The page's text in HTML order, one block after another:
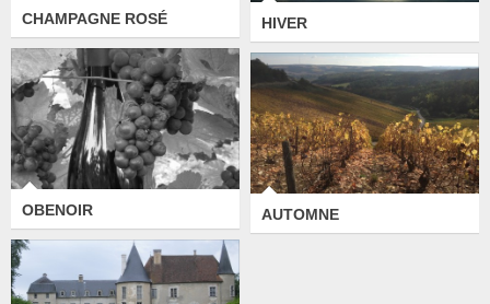
CHAMPAGNE ROSÉ HIVER
OBENOIR AUTOMNE